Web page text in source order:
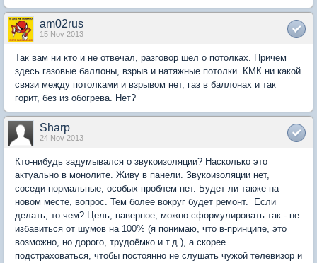
am02rus
15 Nov 2013
Так вам ни кто и не отвечал, разговор шел о потолках. Причем
здесь газовые баллоны, взрыв и натяжные потолки. КМК ни какой
связи между потолками и взрывом нет, газ в баллонах и так
горит, без из обогрева. Нет?
Sharp
24 Nov 2013
Кто-нибудь задумывался о звукоизоляции? Насколько это
актуально в монолите. Живу в панели. Звукоизоляции нет,
соседи нормальные, особых проблем нет. Будет ли также на
новом месте, вопрос. Тем более вокруг будет ремонт. Если
делать, то чем? Цель, наверное, можно сформулировать так - не
избавиться от шумов на 100% (я понимаю, что в-принципе, это
возможно, но дорого, трудоёмко и т.д.), а скорее
подстраховаться, чтобы постоянно не слушать чужой телевизор и